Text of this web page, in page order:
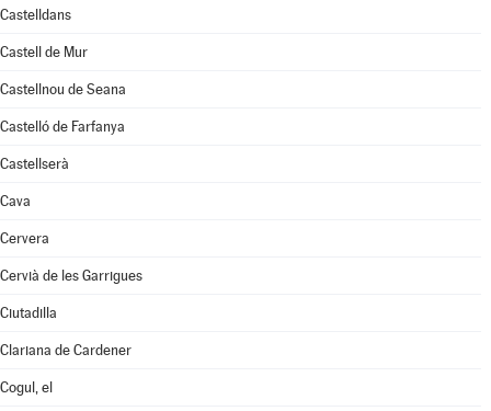
Castelldans
Castell de Mur
Castellnou de Seana
Castelló de Farfanya
Castellserà
Cava
Cervera
Cervià de les Garrigues
Ciutadilla
Clariana de Cardener
Cogul, el